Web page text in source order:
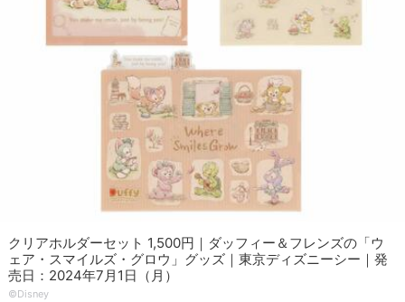
クリアホルダーセット 1,500円｜ダッフィー＆フレンズの「ウ
ェア・スマイルズ・グロウ」グッズ｜東京ディズニーシー｜発
売日：2024年7月1日（月）
©Disney